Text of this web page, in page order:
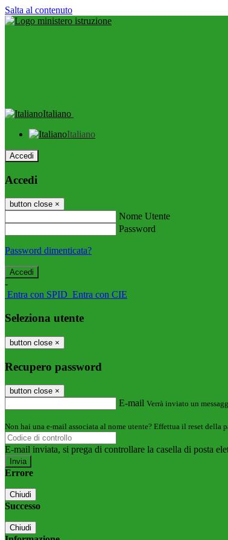
Salta al contenuto
Italiano
Italiano
Accedi
Accedi
button close ×
Nome Utente
Password
Password dimenticata?
-
Entra con SPID Entra con CIE
Seleziona utente
button close ×
Recupero password
button close ×
E-mail Verrà inviato un
Non hai una e-mail associata al nome utente? Effettua il reset della
E-mail inviata, si prega di controllare la casella di posta
Errore
Chiudi
Successo
Chiudi